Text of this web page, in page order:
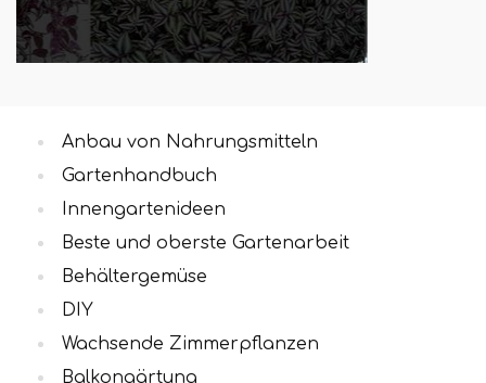
Anbau von Nahrungsmitteln
Gartenhandbuch
Innengartenideen
Beste und oberste Gartenarbeit
Behältergemüse
DIY
Wachsende Zimmerpflanzen
Balkongärtung